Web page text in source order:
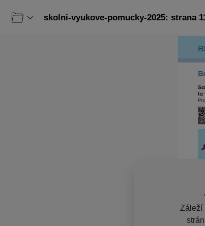
skolni-vyukove-pomucky-2025: strana
Záleží